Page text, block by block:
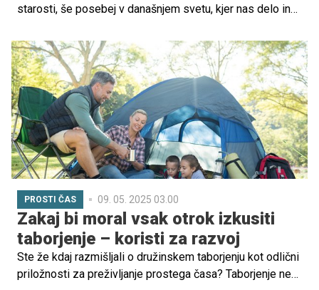
starosti, še posebej v današnjem svetu, kjer nas delo in
preživet v naravi, ni dober le za naše fizično in duševno
zdravje, temveč je tudi odlična priložnost za krepitev
družinskih odnosov in ustvarjanje nepozabnih spominov.
PROSTI ČAS 09. 05. 2025 03.00
Zakaj bi moral vsak otrok izkusiti
taborjenje – koristi za razvoj
Ste že kdaj razmišljali o družinskem taborjenju kot odlični
priložnosti za preživljanje prostega časa? Taborjenje ne